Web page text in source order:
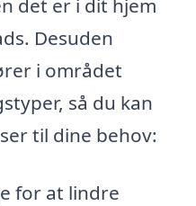
det er i dit hjem
Desuden
i området
så du kan
til dine behov:
for at lindre